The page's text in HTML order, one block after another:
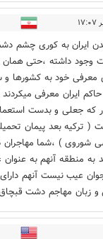
ایران به کوری چشم
وجود داشته ،حتی همان
معرفی خود به کشورها
ایران معرفی
که جعلی و بدست
( ترکیه بعد پیمان
شوروی ) ،شما
به منطقه آنهم به
عیب نیست آنهم
و زبان مهاجم دشت